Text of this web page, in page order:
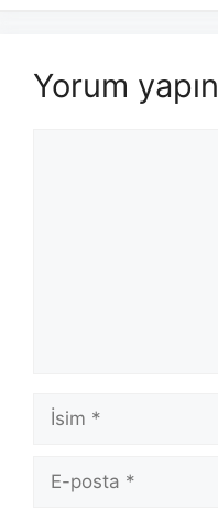
Yorum yapın
İsim
posta